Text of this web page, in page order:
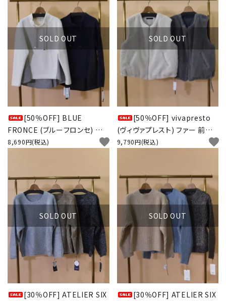
SOLD OUT
[50％OFF] BLUE
FRONCE (ブルーフロンセ) 前
後異素材 プルオーバー
8,690円(税込) favorite
SOLD OUT
[50％OFF] vivapresto
(ヴィヴァプレスト) ファー 前後
異素材ベスト
9,790円(税込) favorite
SOLD OUT
[30％OFF] ATELIER SIX
SOLD OUT
[30％OFF] ATELIER SIX